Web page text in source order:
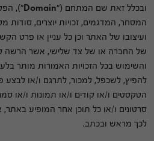
ובכלל זאת שם המתחם ("Domain
"),
המסחר, המדגמים, זכויות יוצרים, סודות
ועיצובו של האתר וכן כל עניין או פרט
של החברה או של צד שלישי, אשר
והשימוש בכל הזכויות האמורות מותר
להפיץ, לשכפל, למכור, לתרגם ו/או לבצע
הטקסטים ו/או קודים ו/או תמונות ו/או
סרטונים ו/או כל תוכן אחר המופיע
לכך מראש ובכתב.